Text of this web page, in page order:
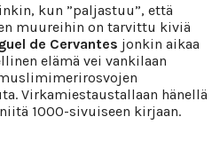
kun ”paljastuu”, että
muureihin on tarvittu kiviä
de Cervantes jonkin aikaa
elämä vei vankilaan
Virkamiestaustallaan hänellä
1000-sivuiseen kirjaan.